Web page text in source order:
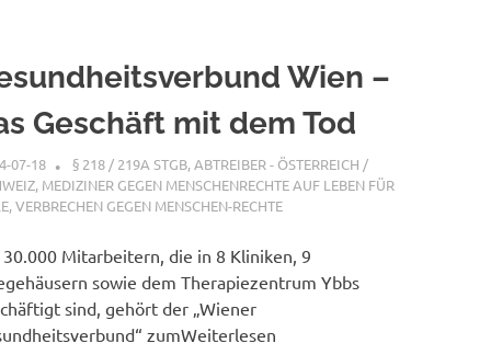
Wien –
Geschäft mit dem Tod
07-18 XX
§ 218 / 219A STGB,ABTREIBER - ÖSTERREICH /
, MEDIZINER GEGEN MENSCHENRECHTE AUF LEBEN FÜR
,VERBRECHEN GEGEN MENSCHEN-RECHTE
Mitarbeitern, die in 8 Kliniken, 9
sowie dem Therapiezentrum Ybbs
sind, gehört der „Wiener
zumWeiterlesen